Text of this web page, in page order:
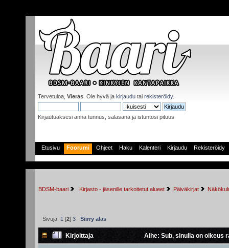
Tervetuloa, Vieras . Ole hyvä ja kirjaudu tai rekisteröidy.
Kirjautuaksesi anna tunnus, salasana ja istuntosi pituus
Etusivu Foorumi Ohjeet Haku Kalenteri Kirjaudu Rekisteröidy
BDSM-baari Kirjasto - jäsenille tarkoitetut alueet Päiväkirjat
Sivuja: 1 [2] 3 Siirry alas
Kirjoittaja Aihe: Sub, sinulla on oikeus